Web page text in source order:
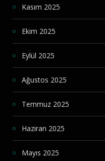
Kasım 2025
Ekim 2025
Eylül 2025
Ağustos 2025
Temmuz 2025
Haziran 2025
Mayıs 2025